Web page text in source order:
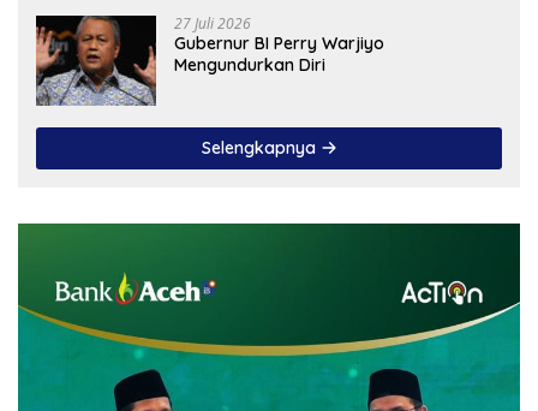
27 Juli 2026
Gubernur BI Perry Warjiyo
Mengundurkan Diri
Selengkapnya